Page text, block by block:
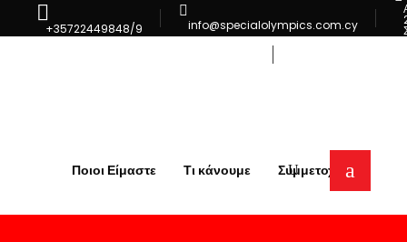
+35722449848/9 info@specialolympics.com.cy
Ποιοι Είμαστε Τι κάνουμε Συμμετοχή